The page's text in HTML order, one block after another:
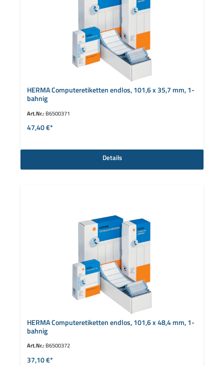
HERMA Computeretiketten endlos, 101,6 x 35,7 mm, 1-
bahnig
Art.Nr.: B6500371
47,40 €*
Details
HERMA Computeretiketten endlos, 101,6 x 48,4 mm, 1-
bahnig
Art.Nr.: B6500372
37,10 €*